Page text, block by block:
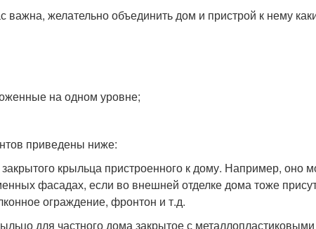
важна, желательно объединить дом и пристрой к нему
на одном уровне;
приведены ниже:
крыльца пристроенного к дому. Например, оно
фасадах, если во внешней отделке дома тоже
ограждение, фронтон и т.д.
для частного дома закрытое с